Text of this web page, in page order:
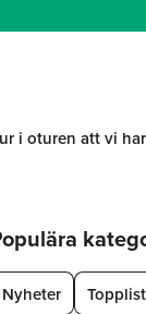
i oturen att vi
Nyheter